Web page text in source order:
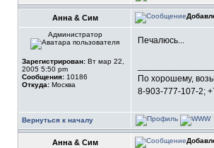
Анна & Сим
Администратор
Зарегистрирован: Вт мар 22,
2005 5:50 pm
Сообщения: 10186
Откуда: Москва
Печалюсь...
По хорошему,
8-903-777-107-2;
Вернуться к началу
Анна & Сим